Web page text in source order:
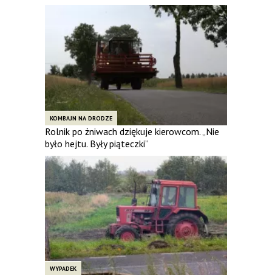
KOMBAJN NA DRODZE
Rolnik po żniwach dziękuje kierowcom. „Nie
było hejtu. Były piąteczki”
WYPADEK